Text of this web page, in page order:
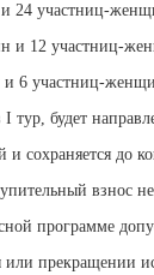
и 24 участниц-
и 12 участниц-
и 6 участниц-
будет
и сохраняется до
взнос
программе
прекращении